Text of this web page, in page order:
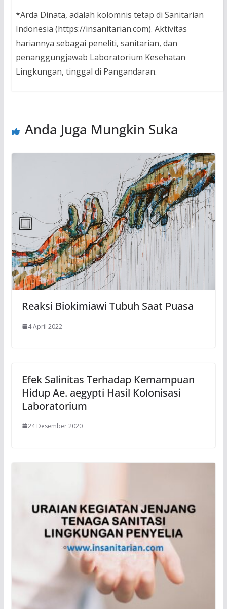
*Arda Dinata, adalah kolomnis tetap di Sanitarian
Indonesia (https://insanitarian.com). Aktivitas
hariannya sebagai peneliti, sanitarian, dan
penanggungjawab Laboratorium Kesehatan
Lingkungan, tinggal di Pangandaran.
Anda Juga Mungkin Suka
Reaksi Biokimiawi Tubuh Saat Puasa
4 April 2022
Efek Salinitas Terhadap Kemampuan
Hidup Ae. aegypti Hasil Kolonisasi
Laboratorium
24 Desember 2020